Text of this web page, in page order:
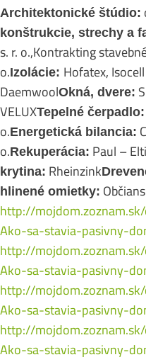
Architektonické štúdio:
konštrukcie, strechy a
s. r. o.,Kontrakting
o.Izolácie: Hofatex,
DaemwoolOkná, dvere:
VELUXTepelné čerpadlo:
o.Energetická bilancia:
o.Rekuperácia: Paul –
krytina: Rheinzink
hlinené omietky:
http://
Ako-sa-stavia-pasivny-
http://
Ako-sa-stavia-pasivny-
http://
Ako-sa-stavia-pasivny-
http://
Ako-sa-stavia-pasivny-